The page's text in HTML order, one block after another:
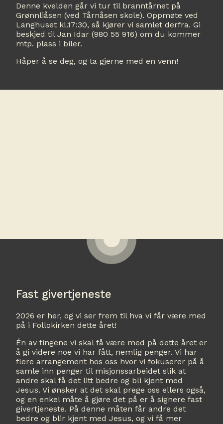
Denne kvelden går vi tur til branntårnet på
Grønnliåsen (ved Tårnåsen skole). Oppmøte ved
Langhuset kl.17:30, så kjører vi samlet derfra. Gi
beskjed til Jan Idar (980 55 916) om du kommer
mtp. plass i biler.
Håper å se deg, og ta gjerne med en venn!
Fast givertjeneste
2026 er her, og vi ser frem til hva vi får være med
på i Follokirken dette året!
Én av tingene vi skal få være med på dette året er
å gi videre noe vi har fått, nemlig penger. Vi har
flere arrangement hos oss hvor vi fokuserer på å
samle inn penger til misjonssarbeidet slik at
andre skal få det litt bedre og bli kjent med
Jesus. Vi ønsker at det skal prege oss ellers også,
og en enkel måte å gjøre det på er å signere fast
givertjeneste. På denne måten får andre det
bedre og blir kjent med Jesus, og vi få mer